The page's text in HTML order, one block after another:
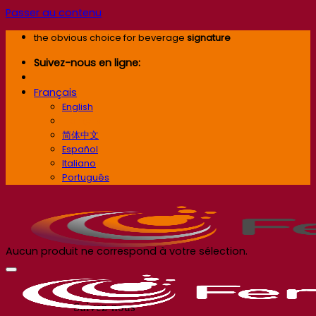
Passer au contenu
the obvious choice for beverage signature
Suivez-nous en ligne:
Français
English
简体中文
Español
Italiano
Português
Aucun produit ne correspond à votre sélection.
Suivez-nous